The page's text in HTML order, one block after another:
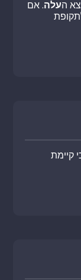
העלה. אם
קיימת